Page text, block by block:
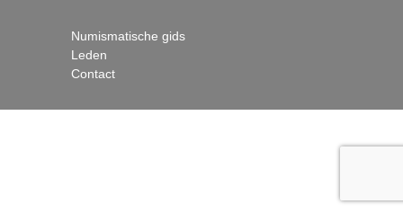
Numismatische gids
Leden
Contact